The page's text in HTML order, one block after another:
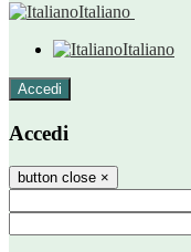
Italiano
Italiano
Accedi
Accedi
button close ×